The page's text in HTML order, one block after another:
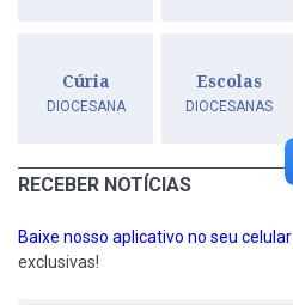
Cúria
DIOCESANA
Escolas
DIOCESANAS
RECEBER NOTÍCIAS
Baixe nosso aplicativo no seu celular
exclusivas!